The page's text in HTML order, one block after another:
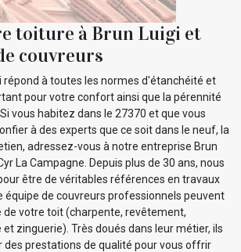
toiture à Brun Luigi et
couvreurs
répond à toutes les normes d'étanchéité et
pour votre confort ainsi que la pérennité
vous habitez dans le 27370 et que vous
à des experts que ce soit dans le neuf, la
adressez-vous à notre entreprise Brun
La Campagne. Depuis plus de 30 ans, nous
être de véritables références en travaux
équipe de couvreurs professionnels peuvent
de votre toit (charpente, revêtement,
zinguerie). Très doués dans leur métier, ils
des prestations de qualité pour vous offrir